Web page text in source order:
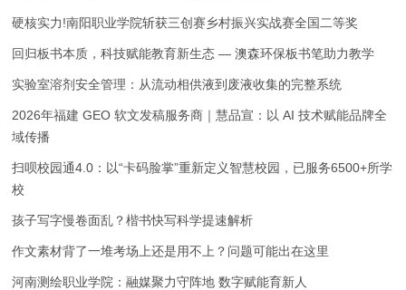
硬核实力!南阳职业学院斩获三创赛乡村振兴实战赛全国二等奖
回归板书本质，科技赋能教育新生态 — 澳森环保板书笔助力教学
实验室溶剂安全管理：从流动相供液到废液收集的完整系统
2026年福建 GEO 软文发稿服务商｜慧品宣：以 AI 技术赋能品牌全
域传播
扫呗校园通4.0：以“卡码脸掌”重新定义智慧校园，已服务6500+所学
校
孩子写字慢卷面乱？楷书快写科学提速解析
作文素材背了一堆考场上还是用不上？问题可能出在这里
河南测绘职业学院：融媒聚力守阵地 数字赋能育新人